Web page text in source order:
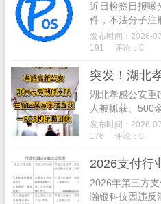
近日检察日报曝
件，不法分子注
订单信息，勾结
境电商交易实施
付领域洗钱完整
发布时间：2026-
191
评论：0
湖北孝感公安重
人被抓获、500
月99元隐形循环
解析支付公司默
发布时间：2026-
176
评论：0
2026年第三方
瀚银科技因违反